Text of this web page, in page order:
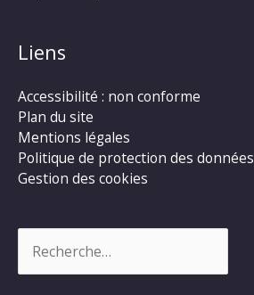
Liens
Accessibilité : non conforme
Plan du site
Mentions légales
Politique de protection des données
Gestion des cookies